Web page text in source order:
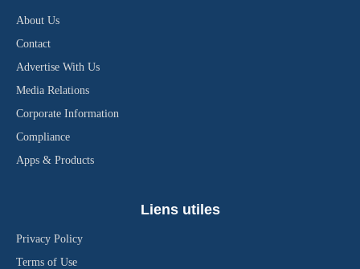
About Us
Contact
Advertise With Us
Media Relations
Corporate Information
Compliance
Apps & Products
Liens utiles
Privacy Policy
Terms of Use